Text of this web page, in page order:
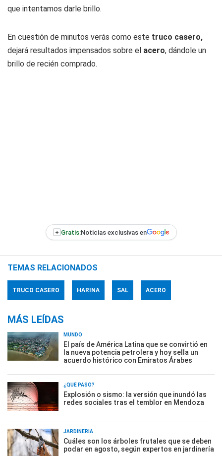
que intentamos darle brillo.
En cuestión de minutos verás como este truco casero,
dejará resultados impensados sobre el acero, dándole un
brillo de recién comprado.
+ Gratis:Noticias exclusivas en
TEMAS RELACIONADOS
TRUCO CASERO HARINA SAL ACERO
MÁS LEÍDAS
MUNDO
El país de América Latina que se convirtió en
la nueva potencia petrolera y hoy sella un
acuerdo histórico con Emiratos Árabes
¿QUÉ PASÓ?
Explosión o sismo: la versión que inundó las
redes sociales tras el temblor en Mendoza
JARDINERÍA
Cuáles son los árboles frutales que se deben
podar en agosto, según expertos en jardinería